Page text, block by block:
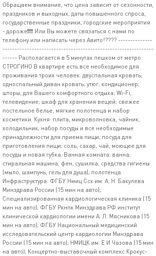
Обращаем внимание, что цена зависит от сезонности,
праздников и выходных, даты повышенного спроса,
государственные праздники, городские мероприятия
- дороже❗❗❗ Или Вы можете связаться с нами по
телефону или написать через Авито!???? --------------
--------------------------------------------------------------
------ Располагается в 5 минутах пешком от метро
СТРОГИНО В квартире есть все необходимое для
проживания троих человек: двуспальная кровать;
односпальный диван кровать; утюг; кондиционер;
шторы, для Вашего комфортного отдыха; Wi-Fi,
телевидение; шкаф для хранения вещей; свежее
постельное белье, мягкие полотенца и набор
косметики. Кухня: плита, микроволновка, чайник,
холодильник; набор посуды и все необходимые
принадлежности для приема пищи; посуда для
приготовления пищи; соль, сахар, чай, моющее для
посуды и новая губка. Ванная комната: ванна;
стиральная машина, фен, сушилка; средства гигиены
(мыло, шампунь, гель для душа); полотенца.
Инфраструктура: ФГБУ Нмиц Ссх им. А. Н. Бакулева
Минздрава России (15 мин на авто);
Специализированная кардиологическая клиника (15
мин на авто); ФГБУ Ркнпк Минздрава РФ институт
клинической кардиологии имени А. Л. Мясникова (15
мин на авто); ФГБУ Национальный медицинский
исследовательский центр кардиологии Минздрава
России (15 мин на авто); НМИЦК им. Е И Чазова (15 мин
на авто); Концертно-выставочный комплекс Крокус-